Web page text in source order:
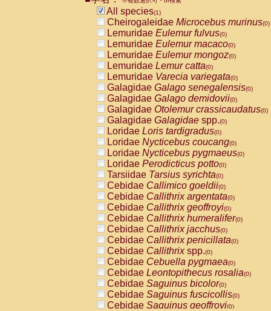
All species(1)
Cheirogaleidae Microcebus murinus(0)
Lemuridae Eulemur fulvus(0)
Lemuridae Eulemur macaco(0)
Lemuridae Eulemur mongoz(0)
Lemuridae Lemur catta(0)
Lemuridae Varecia variegata(0)
Galagidae Galago senegalensis(0)
Galagidae Galago demidovii(0)
Galagidae Otolemur crassicaudatus(0)
Galagidae Galagidae spp.(0)
Loridae Loris tardigradus(0)
Loridae Nycticebus coucang(0)
Loridae Nycticebus pygmaeus(0)
Loridae Perodicticus potto(0)
Tarsiidae Tarsius syrichta(0)
Cebidae Callimico goeldii(0)
Cebidae Callithrix argentata(0)
Cebidae Callithrix geoffroyi(0)
Cebidae Callithrix humeralifer(0)
Cebidae Callithrix jacchus(0)
Cebidae Callithrix penicillata(0)
Cebidae Callithrixspp.(0)
Cebidae Cebuella pygmaea(0)
Cebidae Leontopithecus rosalia(0)
Cebidae Saguinus bicolor(0)
Cebidae Saguinus fuscicollis(0)
Cebidae Saguinus geoffroyi(0)